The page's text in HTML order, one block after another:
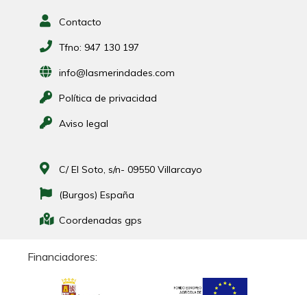
Contacto
Tfno: 947 130 197
info@lasmerindades.com
Política de privacidad
Aviso legal
C/ El Soto, s/n- 09550 Villarcayo
(Burgos) España
Coordenadas gps
Financiadores: